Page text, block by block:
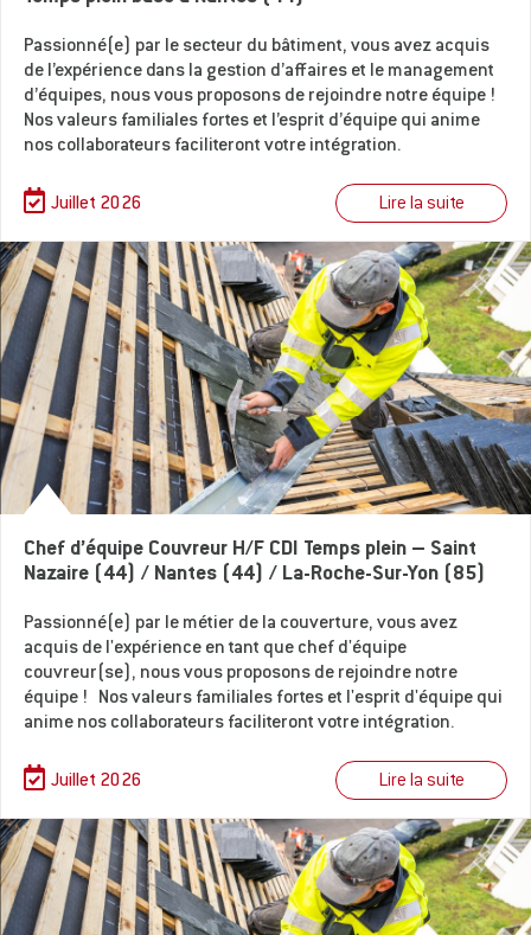
Passionné(e) par le secteur du bâtiment, vous avez acquis
de l’expérience dans la gestion d’affaires et le management
d’équipes, nous vous proposons de rejoindre notre équipe !
Nos valeurs familiales fortes et l’esprit d’équipe qui anime
nos collaborateurs faciliteront votre intégration.
Juillet 2026 Lire la suite
Chef d’équipe Couvreur H/F CDI Temps plein – Saint
Nazaire (44) / Nantes (44) / La-Roche-Sur-Yon (85)
Passionné(e) par le métier de la couverture, vous avez
acquis de l'expérience en tant que chef d'équipe
couvreur(se), nous vous proposons de rejoindre notre
équipe ! Nos valeurs familiales fortes et l'esprit d'équipe qui
anime nos collaborateurs faciliteront votre intégration.
Juillet 2026 Lire la suite